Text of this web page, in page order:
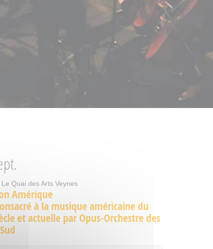
Quai des Arts Veynes
Amérique
à la musique américaine du
et actuelle par Opus-Orchestre des